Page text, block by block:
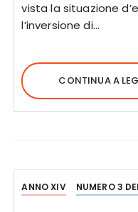
vista la situazione
l’inversione di…
CONTINUA A
ANNO XIV NUMERO 3